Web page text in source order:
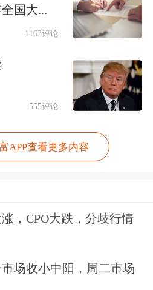
受能力、投资周期来
、甄别标的。
看，差异化研判观点
流向，使市场资金不
也让市场定价更加公
基础。
策略观点差异化背
务正在经历的一场深
一段时间，不少券商
国大...
1163评论
555评论
APP查看更多内容
，CPO大跌，分歧行情
场收小中阳，周二市场